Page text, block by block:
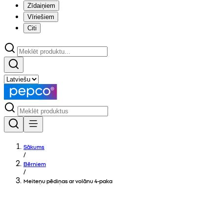
Zīdaiņiem
Vīriešiem
Citi
Sākums
/
Bērniem
/
Meiteņu pēdiņas ar volānu 4-paka